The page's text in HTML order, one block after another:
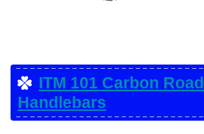
ITM 101 Carbon Road
Handlebars